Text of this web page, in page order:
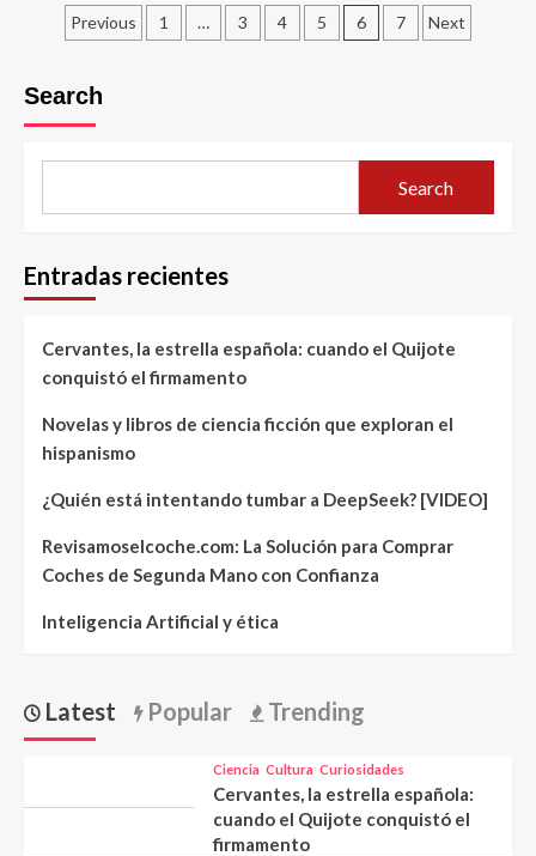
Posts
Previous 1 … 3 4 5 6 7 Next
Search
Search
Entradas recientes
Cervantes, la estrella española: cuando el Quijote
conquistó el firmamento
Novelas y libros de ciencia ficción que exploran el
hispanismo
¿Quién está intentando tumbar a DeepSeek? [VIDEO]
Revisamoselcoche.com: La Solución para Comprar
Coches de Segunda Mano con Confianza
Inteligencia Artificial y ética
Latest Popular Trending
Ciencia Cultura Curiosidades
Cervantes, la estrella española:
cuando el Quijote conquistó el
firmamento